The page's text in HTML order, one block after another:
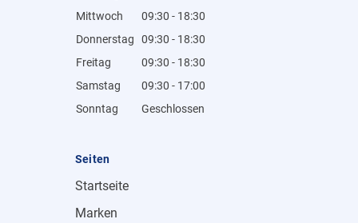
Mittwoch
09:30 - 18:30
Donnerstag
09:30 - 18:30
Freitag
09:30 - 18:30
Samstag
09:30 - 17:00
Sonntag
Geschlossen
Seiten
Startseite
Marken